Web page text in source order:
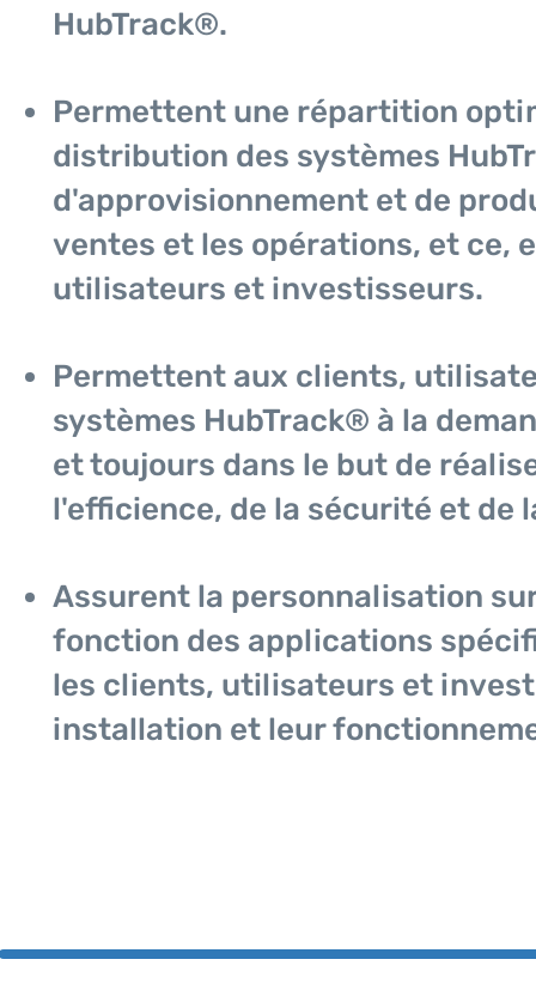
HubTrack®.
Permettent une répartition
distribution des systèmes
d'approvisionnement et de
ventes et les opérations, et ce,
utilisateurs et investisseurs.
Permettent aux clients,
systèmes HubTrack® à la
et toujours dans le but de
l'efficience, de la sécurité et de
Assurent la personnalisation
fonction des applications
les clients, utilisateurs et
installation et leur